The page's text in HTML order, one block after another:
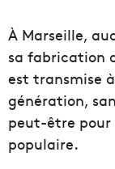
À Marseille,
sa fabrication
est transmise
génération,
peut-être pour
populaire.